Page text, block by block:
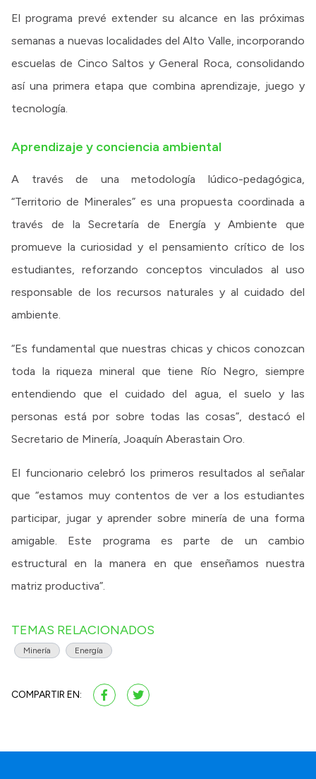
El programa prevé extender su alcance en las próximas
semanas a nuevas localidades del Alto Valle, incorporando
escuelas de Cinco Saltos y General Roca, consolidando
así una primera etapa que combina aprendizaje, juego y
tecnología.
Aprendizaje y conciencia ambiental
A través de una metodología lúdico-pedagógica,
“Territorio de Minerales” es una propuesta coordinada a
través de la Secretaría de Energía y Ambiente que
promueve la curiosidad y el pensamiento crítico de los
estudiantes, reforzando conceptos vinculados al uso
responsable de los recursos naturales y al cuidado del
ambiente.
“Es fundamental que nuestras chicas y chicos conozcan
toda la riqueza mineral que tiene Río Negro, siempre
entendiendo que el cuidado del agua, el suelo y las
personas está por sobre todas las cosas”, destacó el
Secretario de Minería, Joaquín Aberastain Oro.
El funcionario celebró los primeros resultados al señalar
que “estamos muy contentos de ver a los estudiantes
participar, jugar y aprender sobre minería de una forma
amigable. Este programa es parte de un cambio
estructural en la manera en que enseñamos nuestra
matriz productiva”.
TEMAS RELACIONADOS
Minería Energía
COMPARTIR EN: